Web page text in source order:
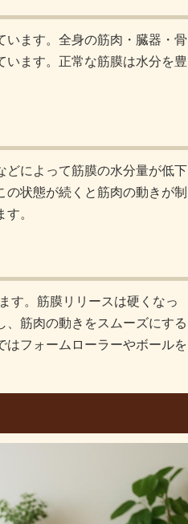
います。全身の筋肉・臓器・骨
います。正常な筋膜は水分を豊
どによって筋膜の水分量が低下
状態が続くと筋肉の動きが制
。
す。筋膜リリースは硬くなっ
筋肉の動きをスムーズにする
はフォームローラーやボールを